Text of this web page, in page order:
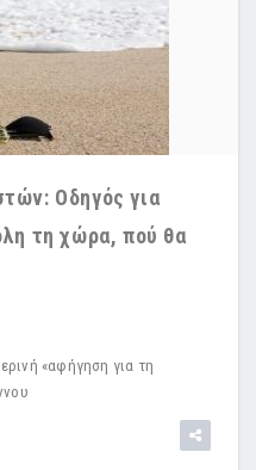
Οδηγός για
τη χώρα, πού θα
«αφήγηση για τη